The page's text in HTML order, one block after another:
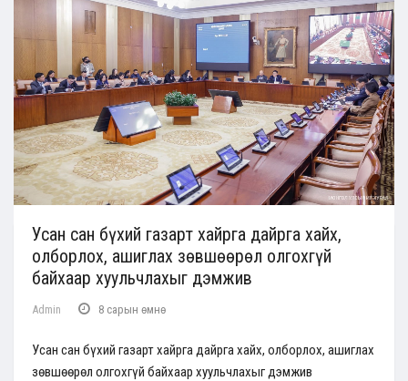
Усан сан бүхий газарт хайрга дайрга хайх,
олборлох, ашиглах зөвшөөрөл олгохгүй
байхаар хуульчлахыг дэмжив
Admin 8 сарын өмнө
Усан сан бүхий газарт хайрга дайрга хайх, олборлох, ашиглах
зөвшөөрөл олгохгүй байхаар хуульчлахыг дэмжив